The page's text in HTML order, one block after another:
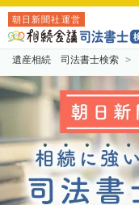
朝日新聞社運営
遺産相続 司法書士検索